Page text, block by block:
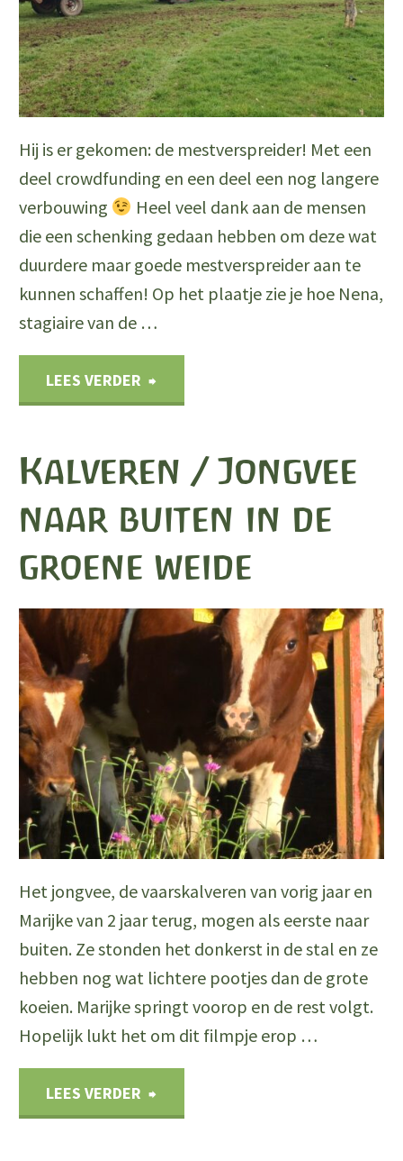
Hij is er gekomen: de mestverspreider! Met een
deel crowdfunding en een deel een nog langere
verbouwing
Heel veel dank aan de mensen
die een schenking gedaan hebben om deze wat
duurdere maar goede mestverspreider aan te
kunnen schaffen! Op het plaatje zie je hoe Nena,
stagiaire van de …
LEES VERDER "De
-
>
vervolg"
Kalveren / Jongvee
naar buiten in de
groene weide
Het jongvee, de vaarskalveren van vorig jaar en
Marijke van 2 jaar terug, mogen als eerste naar
buiten. Ze stonden het donkerst in de stal en ze
hebben nog wat lichtere pootjes dan de grote
koeien. Marijke springt voorop en de rest volgt.
Hopelijk lukt het om dit filmpje erop …
LEES VERDER "Kalveren